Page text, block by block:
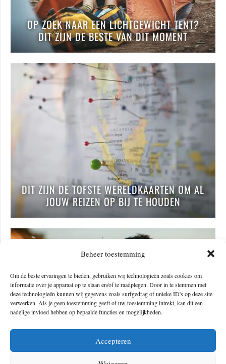
Beheer toestemming
Om de beste ervaringen te bieden, gebruiken wij technologieën zoals cookies om
informatie over je apparaat op te slaan en/of te raadplegen. Door in te stemmen met
deze technologieën kunnen wij gegevens zoals surfgedrag of unieke ID's op deze site
verwerken. Als je geen toestemming geeft of uw toestemming intrekt, kan dit een
nadelige invloed hebben op bepaalde functies en mogelijkheden.
Accepteren
OP ZOEK NAAR EEN LICHTGEWICHT TENT?
DIT ZIJN DE BESTE VAN DIT MOMENT
DIT ZIJN DE TOFSTE WERELDKAARTEN OM AL
JOUW REIZEN OP BIJ TE HOUDEN
DEZE DUIKBRILLEN ZORGEN VOOR EEN